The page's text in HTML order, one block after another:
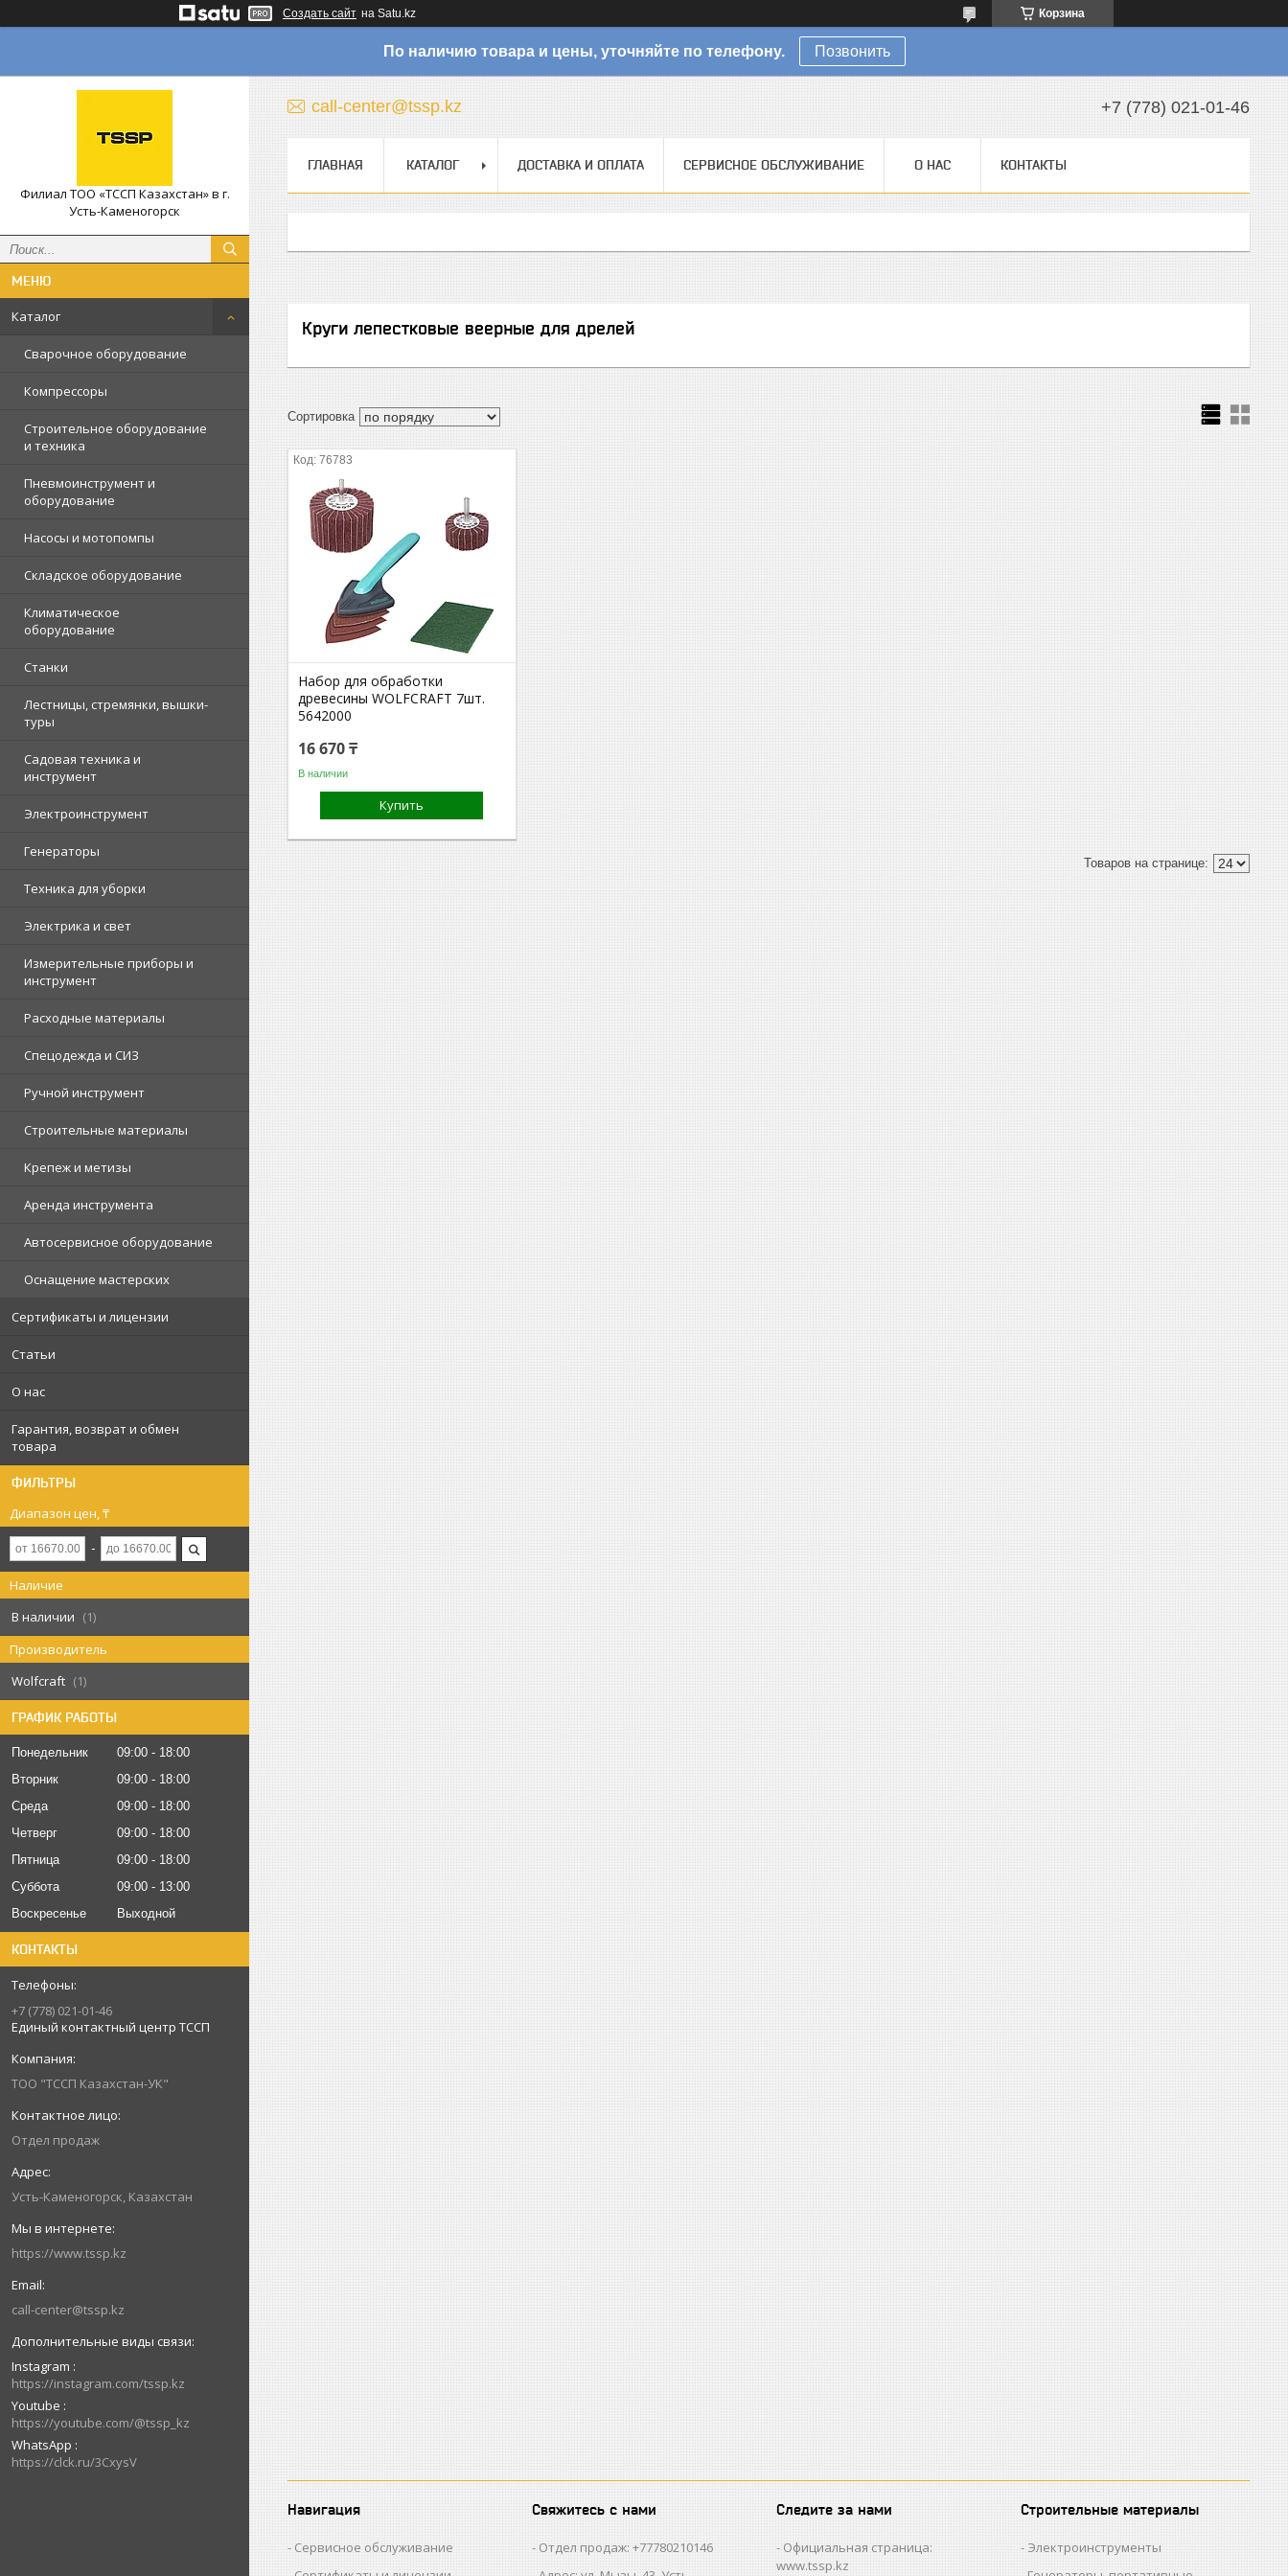
Создать сайт на Satu.kz Корзина
По наличию товара и цены, уточняйте по телефону. Позвонить
Филиал ТОО «ТССП Казахстан» в г.
Усть-Каменогорск
Каталог
Сварочное оборудование
Компрессоры
Строительное оборудование
и техника
Пневмоинструмент и
оборудование
Насосы и мотопомпы
Складское оборудование
Климатическое
оборудование
Станки
Лестницы, стремянки, вышки-
туры
Садовая техника и
инструмент
Электроинструмент
Генераторы
Техника для уборки
Электрика и свет
Измерительные приборы и
инструмент
Расходные материалы
Спецодежда и СИЗ
Ручной инструмент
Строительные материалы
Крепеж и метизы
Аренда инструмента
Автосервисное оборудование
Оснащение мастерских
Сертификаты и лицензии
Статьи
О нас
Гарантия, возврат и обмен
товара
ФИЛЬТРЫ
Диапазон цен, ₸
Наличие
В наличии
1
Производитель
Wolfcraft
1
ГРАФИК РАБОТЫ
Понедельник 09:00
18:00
Вторник
09:00
18:00
Среда
09:00
18:00
Четверг
09:00
18:00
Пятница
09:00
18:00
Суббота
09:00
13:00
Воскресенье
Выходной
КОНТАКТЫ
+7 (778) 021-01-46
Единый контактный центр ТССП
ТОО "ТССП Казахстан-УК"
Отдел продаж
Усть-Каменогорск, Казахстан
https://www.tssp.kz
call-center@tssp.kz
Instagram
https://instagram.com/tssp.kz
Youtube
https://youtube.com/@tssp_kz
WhatsApp
https://clck.ru/3CxysV
call-center@tssp.kz +7 (778) 021-01-46
ГЛАВНАЯ КАТАЛОГ ДОСТАВКА И ОПЛАТА СЕРВИСНОЕ ОБСЛУЖИВАНИЕ О НАС КОНТАКТЫ
Круги лепестковые веерные для дрелей
76783
Набор для обработки
древесины WOLFCRAFT 7шт.
5642000
16 670 ₸
В наличии
Купить
Навигация
Сервисное обслуживание
Свяжитесь с нами
Отдел продаж: +77780210146
Следите за нами
Официальная страница:
www.tssp.kz
Строительные материалы
Электроинструменты